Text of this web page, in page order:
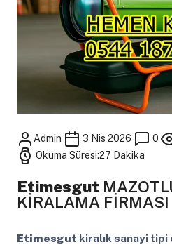
Admin 3 Nis 2026 0
Okuma Süresi:27 Dakika
Etimesgut
KİRALAMA FİRMASI
Etimesgut kiralık sanayi tipi